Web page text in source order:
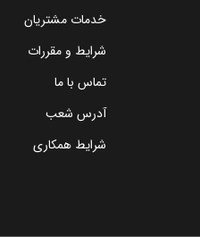
خدمات مشتریان
شرایط و مقررات
تماس با ما
آدرس شعب
شرایط همکاری